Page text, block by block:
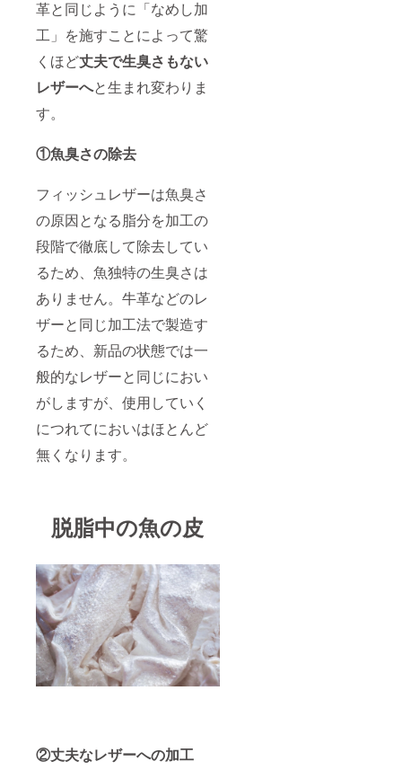
革と同じように「なめし加
工」を施すことによって驚
くほど丈夫で生臭さもない
レザーへと生まれ変わりま
す。
①魚臭さの除去
フィッシュレザーは魚臭さ
の原因となる脂分を加工の
段階で徹底して除去してい
るため、魚独特の生臭さは
ありません。牛革などのレ
ザーと同じ加工法で製造す
るため、新品の状態では一
般的なレザーと同じにおい
がしますが、使用していく
につれてにおいはほとんど
無くなります。
脱脂中の魚の皮
②丈夫なレザーへの加工